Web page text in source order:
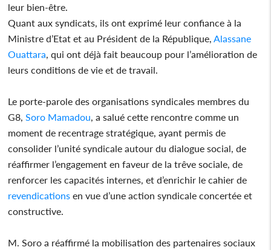
leur bien-être.
Quant aux syndicats, ils ont exprimé leur confiance à la
Ministre d’Etat et au Président de la République,Alassane
Ouattara, qui ont déjà fait beaucoup pour l’amélioration de
leurs conditions de vie et de travail.
Le porte-parole des organisations syndicales membres du
G8,Soro Mamadou, a salué cette rencontre comme un
moment de recentrage stratégique, ayant permis de
consolider l’unité syndicale autour du dialogue social, de
réaffirmer l’engagement en faveur de la trêve sociale, de
renforcer les capacités internes, et d’enrichir le cahier de
revendications en vue d’une action syndicale concertée et
constructive.
M. Soro a réaffirmé la mobilisation des partenaires sociaux